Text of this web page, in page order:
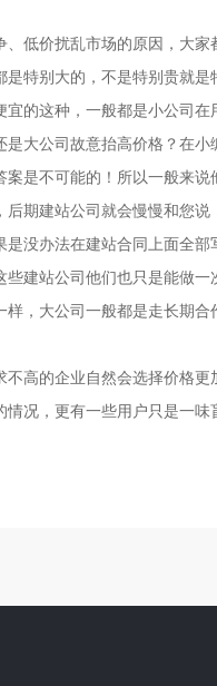
、低价扰乱市场的原因，大
特别大的，不是特别贵就
的这种，一般都是小公司
大公司故意抬高价格？在
是不可能的！所以一般来
期建站公司就会慢慢和您
没办法在建站合同上面全
建站公司他们也只是能做
，大公司一般都是走长期
高的企业自然会选择价格
况，更有一些用户只是一